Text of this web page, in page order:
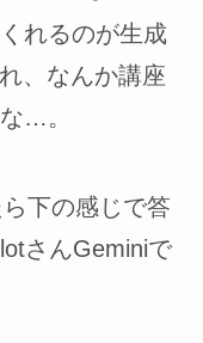
れるのが生成
、なんか講座
…。
下の感じで答
さんGeminiで